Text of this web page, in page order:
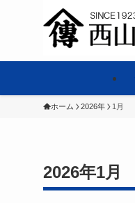
ホーム 2026年 1月
2026年1月